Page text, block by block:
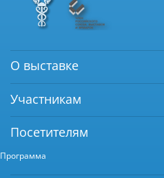
О выставке
Участникам
Посетителям
Программа